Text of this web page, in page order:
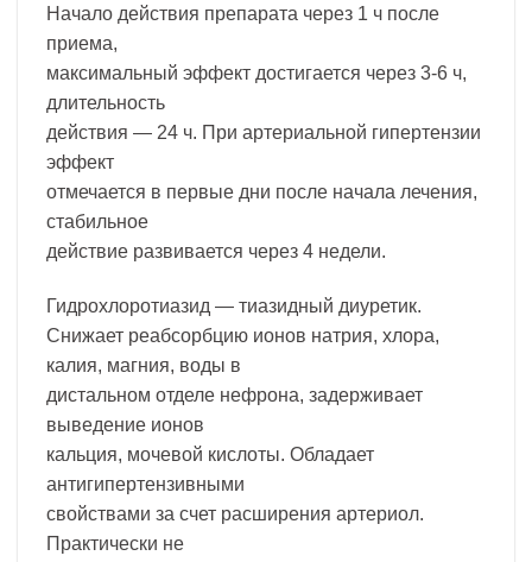
Начало действия препарата через 1 ч после
приема,
максимальный эффект достигается через 3-6 ч,
длительность
действия — 24 ч. При артериальной гипертензии
эффект
отмечается в первые дни после начала лечения,
стабильное
действие развивается через 4 недели.
Гидрохлоротиазид — тиазидный диуретик.
Снижает реабсорбцию ионов натрия, хлора,
калия, магния, воды в
дистальном отделе нефрона, задерживает
выведение ионов
кальция, мочевой кислоты. Обладает
антигипертензивными
свойствами за счет расширения артериол.
Практически не